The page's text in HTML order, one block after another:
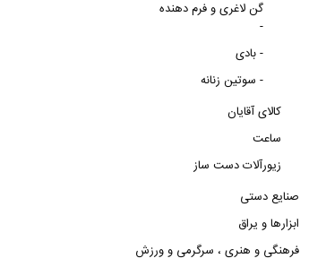
گن لاغری و فرم دهنده
-
بادی -
سوتین زنانه -
کالای آقایان
ساعت
زیورآلات دست ساز
صنایع دستی
ابزارها و یراق
فرهنگی و هنری ، سرگرمی و ورزش